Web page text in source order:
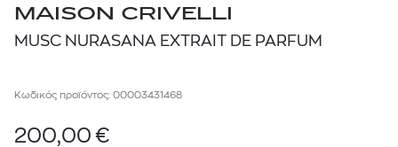
MAISON CRIVELLI
MUSC NURASANA EXTRAIT DE PARFUM
Κωδικός προϊόντος: 00003431468
200,00 €